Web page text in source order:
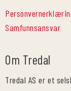
Samfunnsansvar
Om Tredal
Tredal AS er et